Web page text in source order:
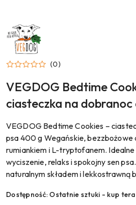
NAZWA
PRODUCENTA:
VEGDOG
(0)
VEGDOG Bedtime
ciasteczka na
VEGDOG Bedtime Cookies –
psa 400 g Wegańskie, bezzbożowe
rumiankiem i L-tryptofanem.
wyciszenie, relaks i spokojny sen
naturalnym składem i lekkostrawną
Dostępność: Ostatnie sztuki - kup